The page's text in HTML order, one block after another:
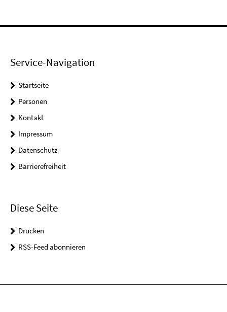
Service-Navigation
Startseite
Personen
Kontakt
Impressum
Datenschutz
Barrierefreiheit
Diese Seite
Drucken
RSS-Feed abonnieren